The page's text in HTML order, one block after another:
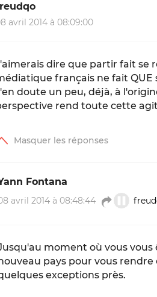
avril 2014 à 08:09:00
dire que partir fait se
français ne fait QUE
doute un peu, déjà, à
rend toute cette
Fontana
avril 2014 à 08:48:44
moment où vous
pays pour vous
exceptions près.